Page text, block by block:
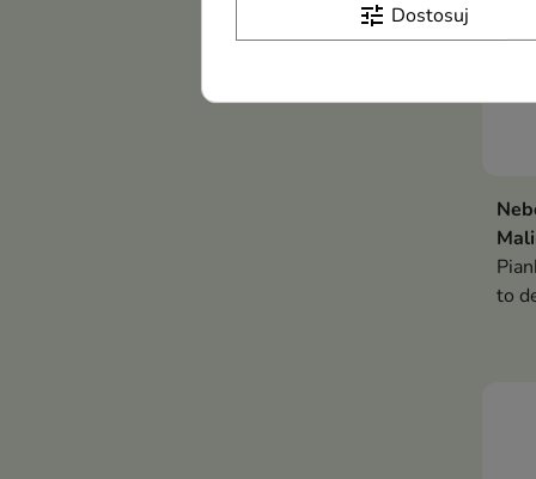
to
tune Dostosuj